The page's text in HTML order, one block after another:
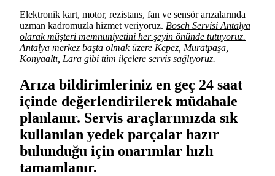
Elektronik kart, motor, rezistans, fan ve sensör arızalarında
uzman kadromuzla hizmet veriyoruz. Bosch Servisi Antalya
olarak müşteri memnuniyetini her şeyin önünde tutuyoruz.
Antalya merkez başta olmak üzere Kepez, Muratpaşa,
Konyaaltı, Lara gibi tüm ilçelere servis sağlıyoruz.
Arıza bildirimleriniz en geç 24 saat
içinde değerlendirilerek müdahale
planlanır. Servis araçlarımızda sık
kullanılan yedek parçalar hazır
bulunduğu için onarımlar hızlı
tamamlanır.